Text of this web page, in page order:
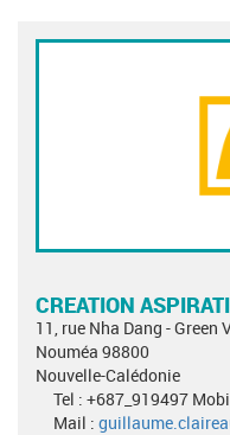
CREATION
11, rue Nha Dang - Green
Nouméa 98800
Nouvelle-Calédonie
Tel : +687_919497
Mail :